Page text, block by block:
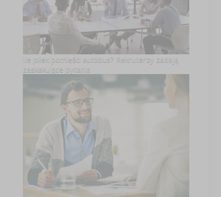
Ile piłek pomieści autobus? Rekruterzy zadają
zaskakujące pytania